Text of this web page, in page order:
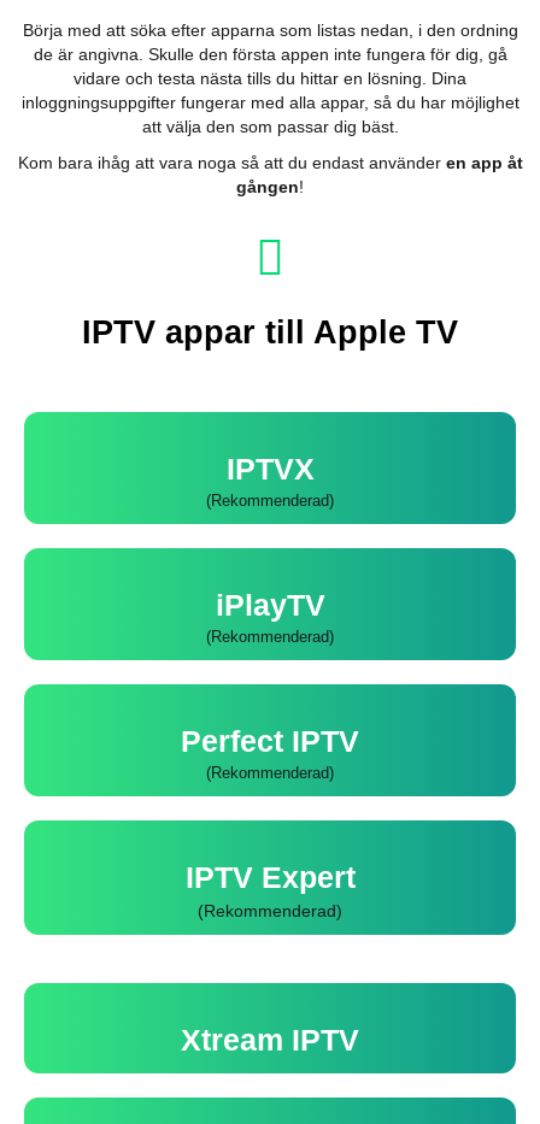
Börja med att söka efter apparna som listas nedan, i den ordning
de är angivna. Skulle den första appen inte fungera för dig, gå
vidare och testa nästa tills du hittar en lösning. Dina
inloggningsuppgifter fungerar med alla appar, så du har möjlighet
att välja den som passar dig bäst.
Kom bara ihåg att vara noga så att du endast använder en app åt
gången!
IPTV appar till Apple TV
IPTVX
(Rekommenderad)
iPlayTV
(Rekommenderad)
Perfect IPTV
(Rekommenderad)
IPTV Expert
(Rekommenderad)
Xtream IPTV